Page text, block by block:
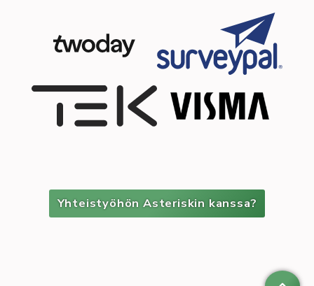
Yhteistyöhön Asteriskin kanssa?